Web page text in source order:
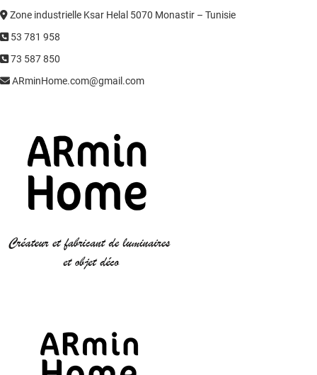
Zone industrielle Ksar Helal 5070 Monastir – Tunisie
53 781 958
73 587 850
ARminHome.com@gmail.com